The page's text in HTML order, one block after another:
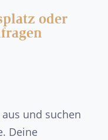
oder
und suchen
Deine